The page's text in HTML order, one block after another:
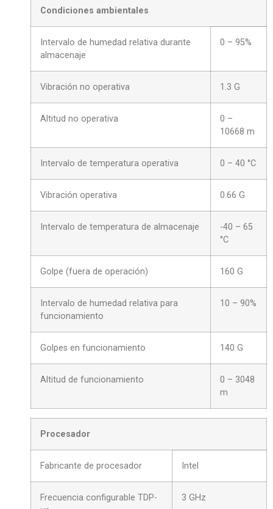
Condiciones ambientales
Intervalo de humedad relativa durante
almacenaje
0 – 95%
Vibración no operativa 1.3 G
Altitud no operativa
0 –
10668 m
Intervalo de temperatura operativa 0 – 40 °C
Vibración operativa 0.66 G
Intervalo de temperatura de almacenaje
-40 – 65
°C
Golpe (fuera de operación) 160 G
Intervalo de humedad relativa para
funcionamiento
10 – 90%
Golpes en funcionamiento 140 G
Altitud de funcionamiento
0 – 3048
m
Procesador
Fabricante de procesador Intel
Frecuencia configurable TDP-
3 GHz